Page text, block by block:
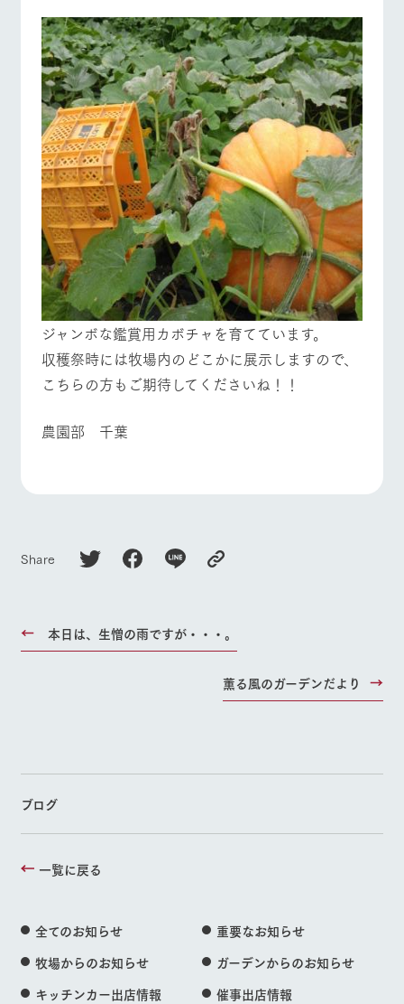
ジャンボな鑑賞用カボチャを育てています。
収穫祭時には牧場内のどこかに展示しますので、
こちらの方もご期待してくださいね！！
農園部 千葉
Share
本日は、生憎の雨ですが・・・。
薫る風のガーデンだより
ブログ
一覧に戻る
全てのお知らせ
重要なお知らせ
牧場からのお知らせ
ガーデンからのお知らせ
キッチンカー出店情報
催事出店情報